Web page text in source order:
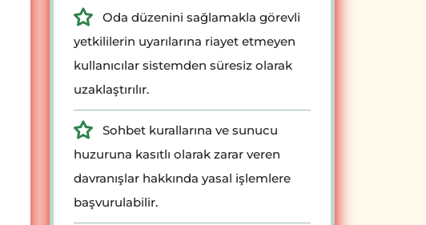
Oda düzenini sağlamakla görevli
yetkililerin uyarılarına riayet etmeyen
kullanıcılar sistemden süresiz olarak
uzaklaştırılır.
Sohbet kurallarına ve sunucu
huzuruna kasıtlı olarak zarar veren
davranışlar hakkında yasal işlemlere
başvurulabilir.